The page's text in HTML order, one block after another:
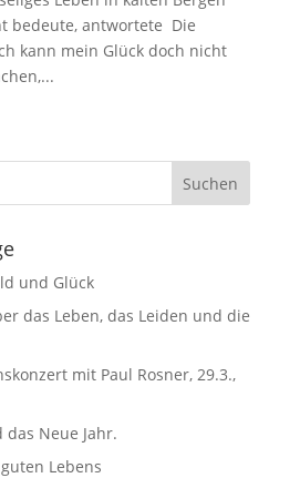
bedeute, antwortete Die
kann mein Glück doch nicht
und Glück
das Leben, das Leiden und die
mit Paul Rosner, 29.3.,
das Neue Jahr.
Lebens